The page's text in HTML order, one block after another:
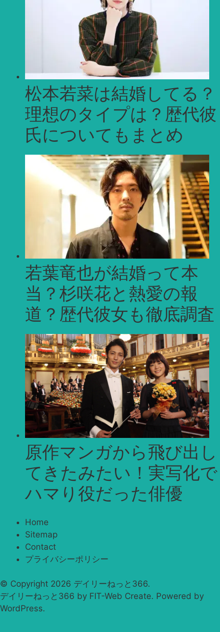
松本若菜は結婚してる？
理想のタイプは？歴代彼
氏についてもまとめ
若葉竜也が結婚って本
当？杉咲花と熱愛の報
道？歴代彼女も徹底調査
原作マンガから飛び出し
てきたみたい！実写化で
ハマり役だった俳優
Home
Sitemap
Contact
プライバシーポリシー
© Copyright 2026 デイリーねっと366.
デイリーねっと366 by FIT-Web Create. Powered by
WordPress.